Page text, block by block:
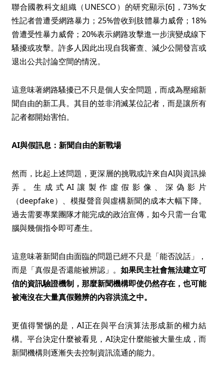
聯合國教科文組織（UNESCO）的研究顯示[6]，73%女
性記者曾遭受網路暴力；25%曾收到肢體暴力威脅；18%
曾遭受性暴力威脅；20%表示網路攻擊進一步演變成線下
騷擾或攻擊。許多人因此出現自我審查、減少公開發言或
退出公共討論空間的情況。
這意味著網路騷擾已不只是個人安全問題，而成為壓縮新
聞自由的新工具。其目的並非消滅某位記者，而是讓所有
記者都開始害怕。
AI與假訊息：新聞自由的新戰場
然而，比起上述問題，更深層的挑戰或許來自AI與資訊操
弄。生成式AI讓製作虛假影像、深偽影片
（deepfake）、模擬聲音與虛構新聞的成本大幅下降。
過去需要專業團隊才能完成的政治宣傳，如今只需一台電
腦與幾個指令即可產生。
這意味著新聞自由面臨的問題已經不只是「能否說話」，
而是「真假是否還能被辨認」。 如果民主社會無法建立可
信的資訊驗證機制，那麼新聞機構即使仍然存在，也可能
被淹沒在大量真假難辨的內容洪流之中。
更值得警惕的是，AI正在與平台演算法形成新的權力結
構。平台決定什麼被看見，AI決定什麼能被大量生成，而
新聞機構則逐漸失去控制資訊流通的能力。